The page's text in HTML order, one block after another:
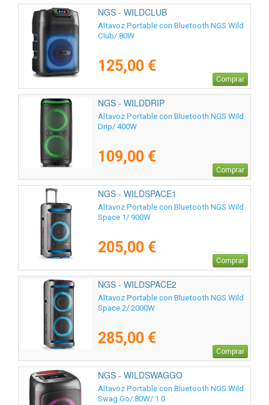
NGS - WILDCLUB
Altavoz Portable con Bluetooth NGS Wild
Club/ 80W
125,00 €
Comprar
NGS - WILDDRIP
Altavoz Portable con Bluetooth NGS Wild
Drip/ 400W
109,00 €
Comprar
NGS - WILDSPACE1
Altavoz Portable con Bluetooth NGS Wild
Space 1/ 900W
205,00 €
Comprar
NGS - WILDSPACE2
Altavoz Portable con Bluetooth NGS Wild
Space 2/ 2000W
285,00 €
Comprar
NGS - WILDSWAGGO
Altavoz Portable con Bluetooth NGS Wild
Swag Go/ 80W/ 1.0